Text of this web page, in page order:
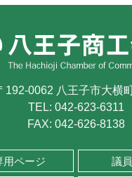
192-0062 八王子市大横
TEL: 042-623-6311
FAX: 042-626-8138
用ページ 議